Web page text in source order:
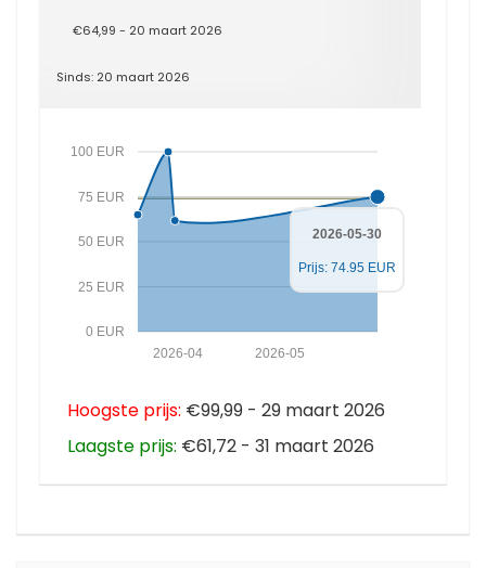
€64,99 - 20 maart 2026
Sinds: 20 maart 2026
0 EUR
25 EUR
50 EUR
75 EUR
100 EUR
2026-05
2026-04
2026-05-30
Prijs: 74.95 EUR
Hoogste prijs: €99,99 - 29 maart 2026
Laagste prijs: €61,72 - 31 maart 2026